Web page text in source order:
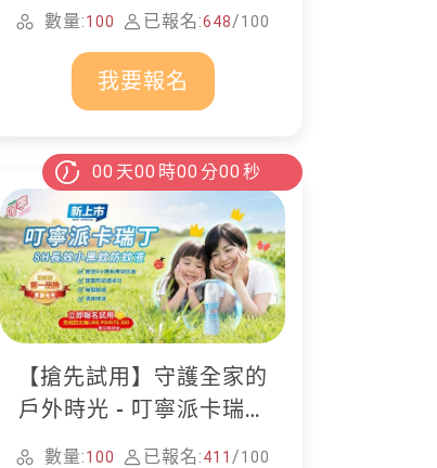
數量:100 已報名:648/100
我要報名
00 天00 時00 分00 秒
【搶先試用】守護全家的
戶外時光 - 叮寧派卡瑞丁
防蚊液
數量:100 已報名:411 /100